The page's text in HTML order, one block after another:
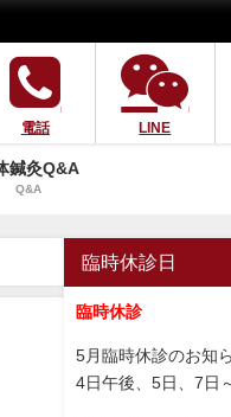
電話 LINE
鍼灸Q&A
Q&A
臨時休診日
臨時休診
5月臨時休診のお知
4日午後、5日、7日